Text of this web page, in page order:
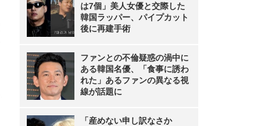
は7個」美人女優と交際した
韓国ラッパー、パイプカット
後に再建手術
ファンとの不倫疑惑の渦中に
ある韓国名優、「食事に誘わ
れた」あるファンの異なる視
線が話題に
「産めない申し訳なさか